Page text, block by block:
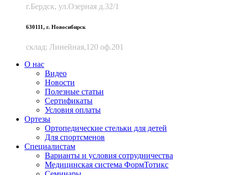
г.Бердск, ул.Озерная д.32/1
630111, г. Новосибирск
склад: Линейная,120 оф.201
О нас
Видео
Новости
Полезные статьи
Сертификаты
Условия оплаты
Ортезы
Ортопедические стельки для детей
Для спортсменов
Специалистам
Варианты и условия сотрудничества
Медицинская система ФормТотикс